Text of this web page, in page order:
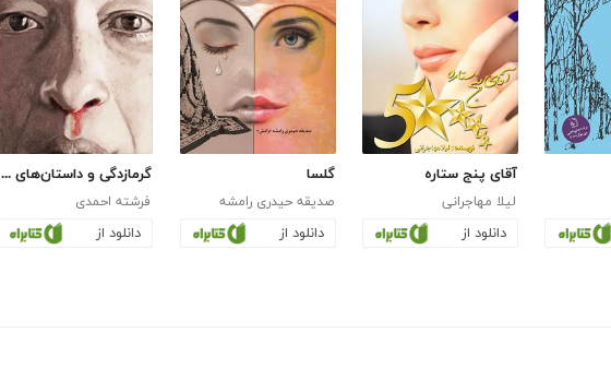
آقای پنج ستاره
لیلا مهاجرانی
دانلود از
گلسا
صدیقه حیدری رامشه
دانلود از
گرمازدگی و داستان‌های دیگر
فرشته احمدی
دانلود از